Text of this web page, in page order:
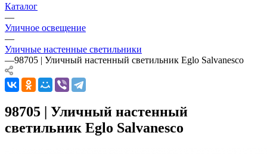
Каталог
—
Уличное освещение
—
Уличные настенные светильники
—98705 | Уличный настенный светильник Eglo Salvanesco
98705 | Уличный настенный
светильник Eglo Salvanesco